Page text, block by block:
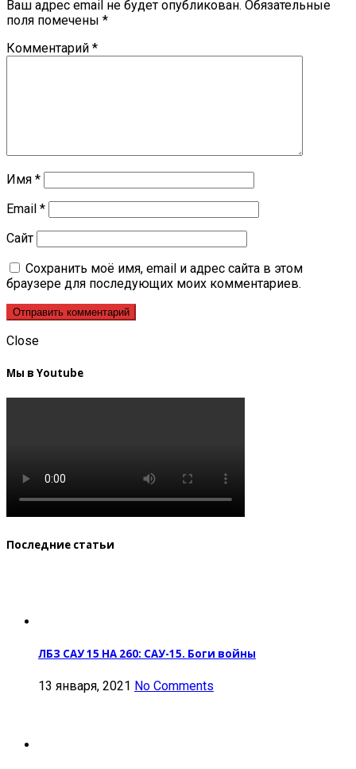
Ваш адрес email не будет опубликован. Обязательные
поля помечены *
Комментарий *
Имя *
Email *
Сайт
Сохранить моё имя, email и адрес сайта в этом
браузере для последующих моих комментариев.
Close
Мы в Youtube
Последние статьи
ЛБЗ САУ 15 НА 260: САУ-15. Боги войны
13 января, 2021 No Comments